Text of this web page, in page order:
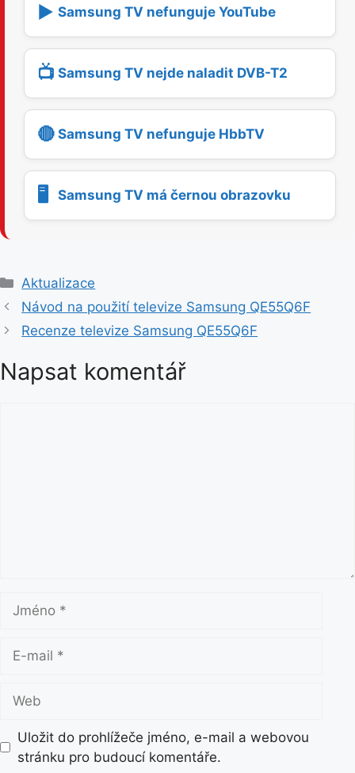
▶️ Samsung TV nefunguje YouTube
📺 Samsung TV nejde naladit DVB-T2
🔴 Samsung TV nefunguje HbbTV
🖥️ Samsung TV má černou obrazovku
R
u
r
k
Aktualizace
Návod na použití televize Samsung QE55Q6F
Recenze televize Samsung QE55Q6F
Napsat komentář
l
Uložit do prohlížeče jméno, e-mail a webovou
stránku pro budoucí komentáře.